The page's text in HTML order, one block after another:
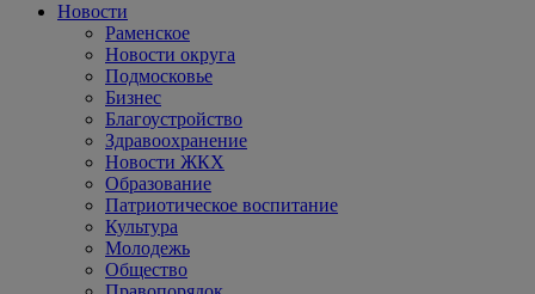
Новости
Раменское
Новости округа
Подмосковье
Бизнес
Благоустройство
Здравоохранение
Новости ЖКХ
Образование
Патриотическое воспитание
Культура
Молодежь
Общество